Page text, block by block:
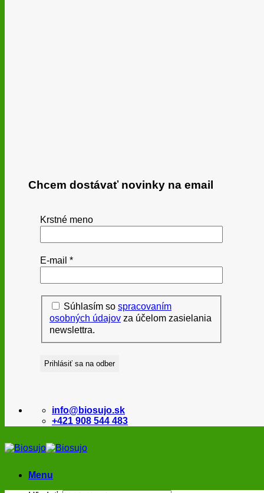
Chcem dostávať novinky na email
Krstné meno
E-mail *
Súhlasím so spracovaním
osobných údajov za účelom zasielania
newslettra.
info@biosujo.sk
+421 908 544 483
Menu